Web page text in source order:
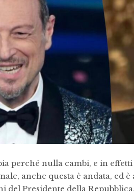
perché nulla cambi, e in effetti
anche questa è andata, ed
del Presidente della